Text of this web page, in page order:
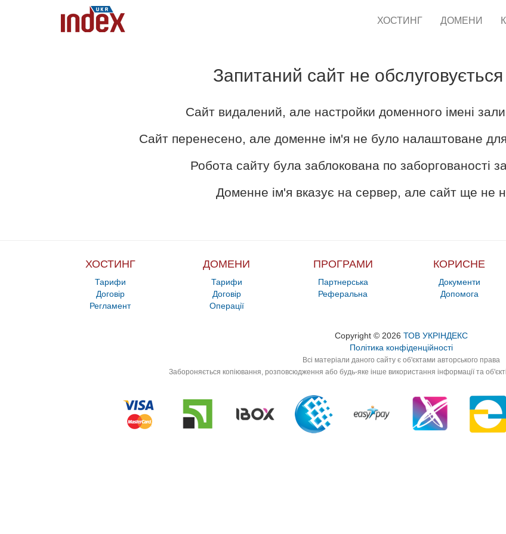
ХОСТИНГ ДОМЕНИ
Запитаний сайт не
Сайт видалений, але настройки доменного імені
Сайт перенесено, але доменне ім'я не було налаштоване
Робота сайту була заблокована по заборгованості
Доменне ім'я вказує на сервер, але сайт ще не
ХОСТИНГ
Тарифи
Договір
Регламент
ДОМЕНИ
Тарифи
Договір
Операції
ПРОГРАМИ
Партнерська
Реферальна
КОРИСНЕ
Документи
Допомога
Copyright © 2026 ТОВ УКРІНДЕКС
Політика конфіденційності
Всі матеріали даного сайту є об'єктами авторського права
Забороняється копіювання, розповсюдження або будь-яке інше використання інформації та